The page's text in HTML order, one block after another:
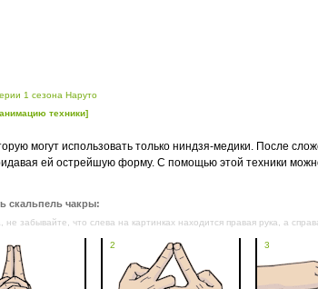
1 сезона Наруто
техники]
могут использовать только ниндзя-медики. После
ей острейшую форму. С помощью этой техники
скальпель чакры:
не забывайте, что слева на картинках находится правая рука, а
2 3